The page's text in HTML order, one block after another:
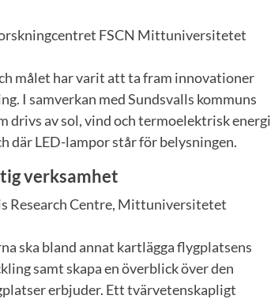
FSCN Mittuniversitetet
målet har varit att ta fram innovationer
I samverkan med Sundsvalls kommuns
drivs av sol, vind och termoelektrisk energi
där LED-lampor står för belysningen.
verksamhet
Research Centre, Mittuniversitetet
ska bland annat kartlägga flygplatsens
samt skapa en överblick över den
erbjuder. Ett tvärvetenskapligt